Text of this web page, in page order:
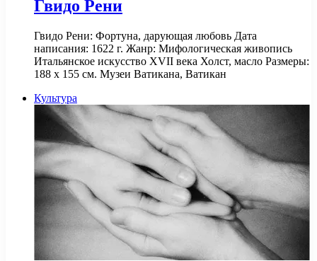
Гвидо Рени
Гвидо Рени: Фортуна, дарующая любовь Дата
написания: 1622 г. Жанр: Мифологическая живопись
Итальянское искусство XVII века Холст, масло Размеры:
188 x 155 см. Музеи Ватикана, Ватикан
Культура